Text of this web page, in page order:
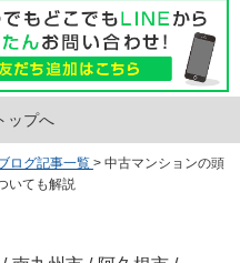
ップへ
ログ記事一覧 > 中古マンションの頭
いても解説